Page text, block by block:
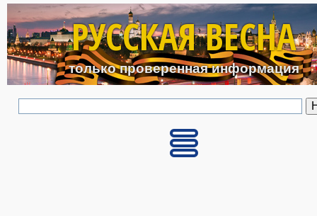
Перейти к основному
РУССКАЯ ВЕСНА
только проверенная информация